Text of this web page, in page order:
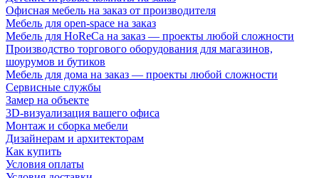
Офисная мебель на заказ от производителя
Мебель для open-space на заказ
Мебель для HoReCa на заказ — проекты любой сложности
Производство торгового оборудования для магазинов,
шоурумов и бутиков
Мебель для дома на заказ — проекты любой сложности
Сервисные службы
Замер на объекте
3D-визуализация вашего офиса
Монтаж и сборка мебели
Дизайнерам и архитекторам
Как купить
Условия оплаты